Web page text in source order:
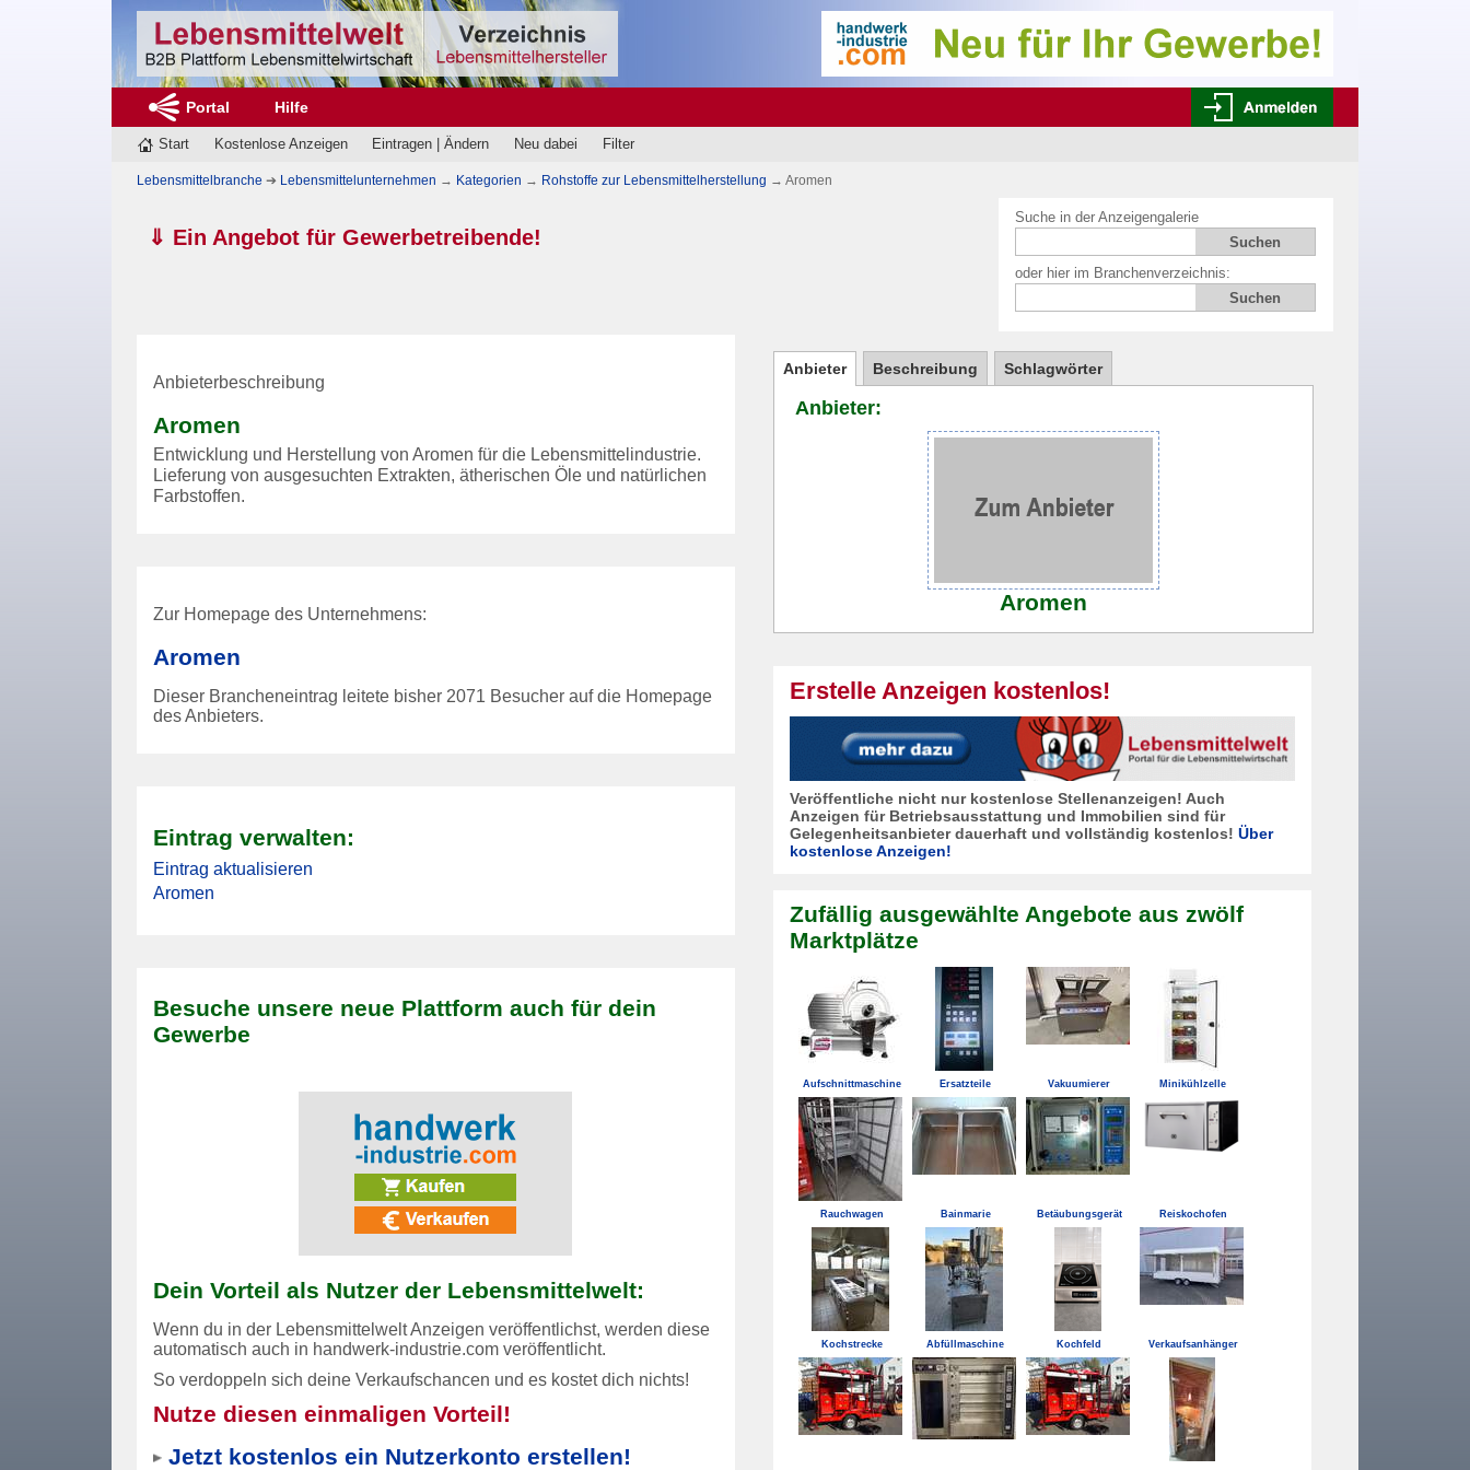
Portal Hilfe
Start Kostenlose Anzeigen Eintragen | Ändern Neu dabei Filter
Suche in der Anzeigengalerie
oder hier im Branchenverzeichnis:
Lebensmittelbranche ➔ Lebensmittelunternehmen → Kategorien → Rohstoffe zur Lebensmittelherstellung → Aromen
⇓ Ein Angebot für Gewerbetreibende!
Anbieterbeschreibung
Aromen
Entwicklung und Herstellung von Aromen für die Lebensmittelindustrie.
Lieferung von ausgesuchten Extrakten, ätherischen Öle und natürlichen
Farbstoffen.
Zur Homepage des Unternehmens:
Aromen
Dieser Brancheneintrag leitete bisher 2071 Besucher auf die Homepage
des Anbieters.
Eintrag verwalten:
Eintrag aktualisieren
Aromen
Besuche unsere neue Plattform auch für dein
Gewerbe
Dein Vorteil als Nutzer der Lebensmittelwelt:
Wenn du in der Lebensmittelwelt Anzeigen veröffentlichst, werden diese
automatisch auch in handwerk-industrie.comveröffentlicht.
So verdoppeln sich deine Verkaufschancen und es kostet dich nichts!
Nutze diesen einmaligen Vorteil!
Jetzt kostenlos ein Nutzerkonto erstellen!
Anbieter Beschreibung Schlagwörter
Anbieter:
Aromen
Erstelle Anzeigen kostenlos!
Veröffentliche nicht nur kostenlose Stellenanzeigen! Auch
Anzeigen für Betriebsausstattung und Immobilien sind für
Gelegenheitsanbieter dauerhaft und vollständig kostenlos! Über
kostenlose Anzeigen!
Zufällig ausgewählte Angebote aus zwölf
Marktplätze
Aufschnittmaschine Ersatzteile Vakuumierer Minikühlzelle
Rauchwagen Bainmarie Betäubungsgerät Reiskochofen
Kochstrecke Abfüllmaschine Kochfeld Verkaufsanhänger